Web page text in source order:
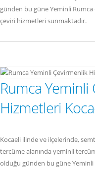
günden bu güne Yeminli
çeviri hizmetleri sunmaktadır.
Rumca Yeminli
Hizmetleri
Kocaeli ilinde ve ilçelerinde,
tercüme alanında yeminli
olduğu günden bu güne